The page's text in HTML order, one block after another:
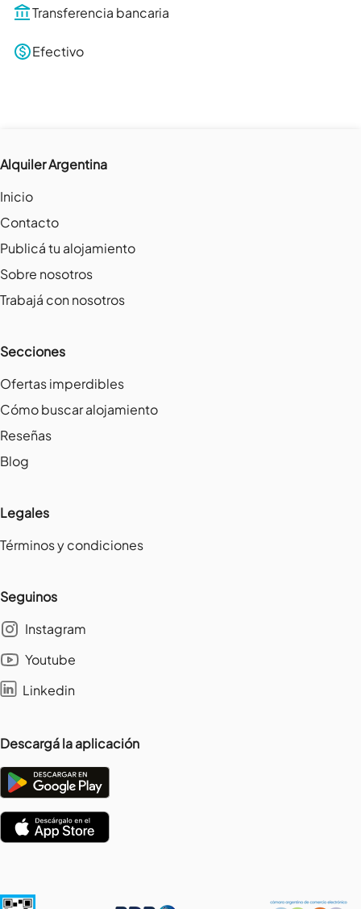
Transferencia bancaria
Efectivo
Alquiler Argentina
Inicio
Contacto
Publicá tu alojamiento
Sobre nosotros
Trabajá con nosotros
Secciones
Ofertas imperdibles
Cómo buscar alojamiento
Reseñas
Blog
Legales
Términos y condiciones
Seguinos
Instagram
Youtube
Linkedin
Descargá la aplicación